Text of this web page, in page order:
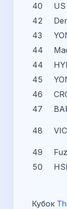
40
42
43
44
44
45
46
47
48
49
50
Кубок